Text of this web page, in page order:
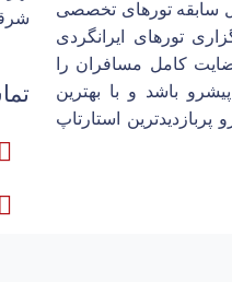
و بیش از 7 سال سابقه تورهای تخصصی
تورهای ایرانگردی
کامل مسافران را
باشد و با بهترین
استارتاپ